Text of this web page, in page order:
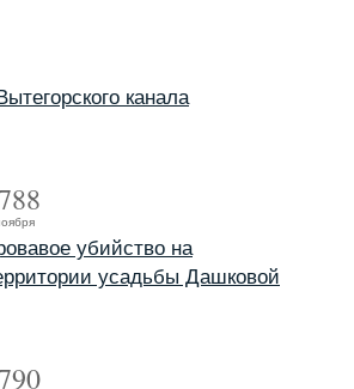
канала
убийство на
усадьбы Дашковой